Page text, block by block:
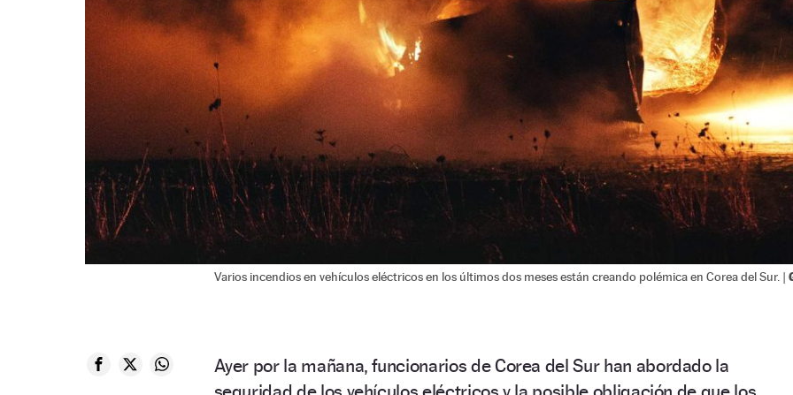
Varios incendios en vehículos eléctricos en los últimos dos meses están creando polémica en Corea del Sur. |
Ayer por la mañana, funcionarios de Corea del Sur han abordado la